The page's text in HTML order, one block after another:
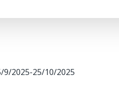
2025-25/10/2025